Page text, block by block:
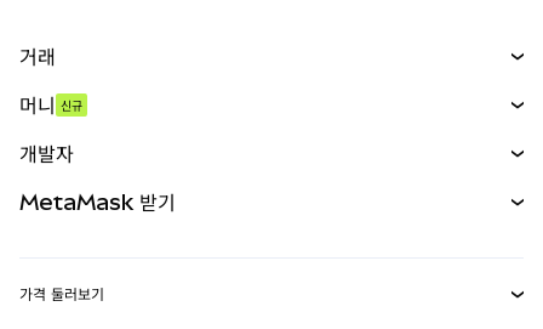
거래
무기한 선물
실물자산
머니 신규
개발자
MetaMask 받기
가격 둘러보기